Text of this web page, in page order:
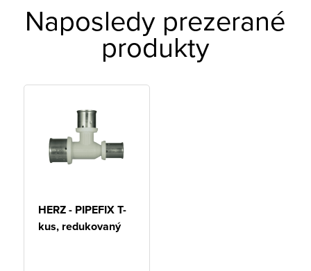
Naposledy prezerané
produkty
HERZ - PIPEFIX T-
kus, redukovaný